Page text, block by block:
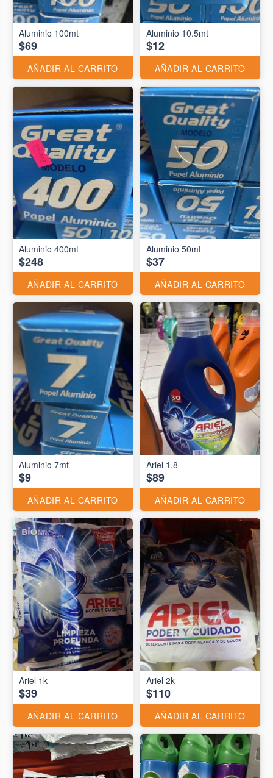
$69
AÑADIR AL CARRITO
Aluminio 10.5mt
$12
AÑADIR AL CARRITO
Aluminio 400mt
$248
AÑADIR AL CARRITO
Aluminio 50mt
$37
AÑADIR AL CARRITO
Aluminio 7mt
$9
AÑADIR AL CARRITO
Ariel 1,8
$89
AÑADIR AL CARRITO
Ariel 1k
$39
AÑADIR AL CARRITO
Ariel 2k
$110
AÑADIR AL CARRITO